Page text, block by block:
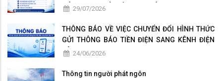
TỔNG HỢP QUẢN LÝ, KHAI THÁC
29/07/2026
THÔNG BÁO VỀ VIỆC CHUYỂN ĐỔI HÌNH THỨC
GỬI THÔNG BÁO TIỀN ĐIỆN SANG KÊNH ĐIỆN
TỬ 24/06/2026
Thông tin người phát ngôn